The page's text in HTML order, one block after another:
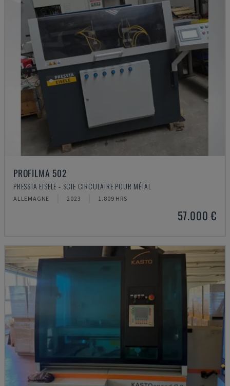
PROFILMA 502
PRESSTA EISELE - SCIE CIRCULAIRE POUR MÉTAL
ALLEMAGNE 2023 1.809 HRS
57.000 €